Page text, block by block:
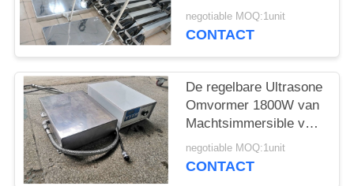
Schoonmakende
Omvormer
negotiable MOQ:1unit
CONTACT
De regelbare Ultrasone
Omvormer 1800W van
Machtsimmersible voor
Grote Vormdelen
negotiable MOQ:1unit
CONTACT